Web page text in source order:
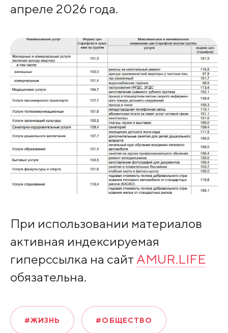
апреле 2026 года.
При использовании материалов
активная индексируемая
гиперссылка на сайт AMUR.LIFE
обязательна.
#ЖИЗНЬ #ОБЩЕСТВО